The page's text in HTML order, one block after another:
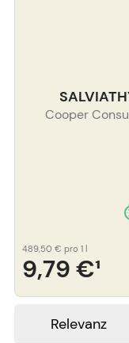
Cooper
9,79 €¹
489,50 € pro 1 l